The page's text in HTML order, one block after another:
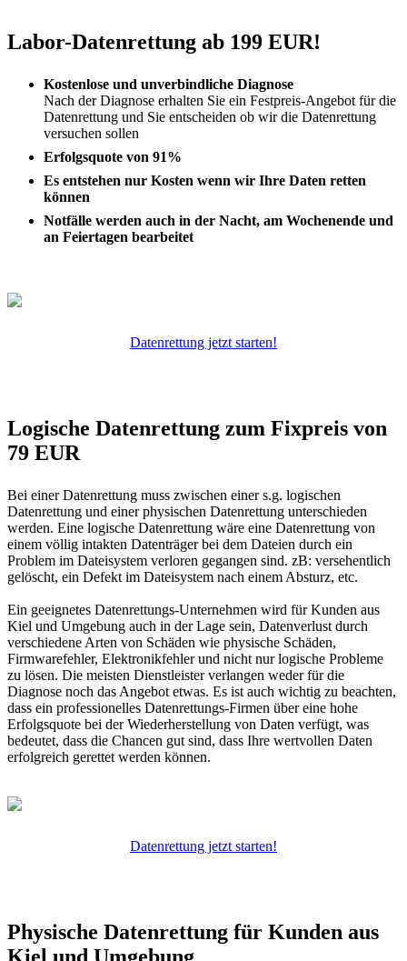
Labor-Datenrettung ab 199 EUR!
Kostenlose und unverbindliche Diagnose
Nach der Diagnose erhalten Sie ein Festpreis-Angebot für die
Datenrettung und Sie entscheiden ob wir die Datenrettung
versuchen sollen
Erfolgsquote von 91%
Es entstehen nur Kosten wenn wir Ihre Daten retten
können
Notfälle werden auch in der Nacht, am Wochenende und
an Feiertagen bearbeitet
Datenrettung jetzt starten!
Logische Datenrettung zum Fixpreis von
79 EUR
Bei einer Datenrettung muss zwischen einer s.g. logischen
Datenrettung und einer physischen Datenrettung unterschieden
werden. Eine logische Datenrettung wäre eine Datenrettung von
einem völlig intakten Datenträger bei dem Dateien durch ein
Problem im Dateisystem verloren gegangen sind. zB: versehentlich
gelöscht, ein Defekt im Dateisystem nach einem Absturz, etc.
Ein geeignetes Datenrettungs-Unternehmen wird für Kunden aus
Kiel und Umgebung auch in der Lage sein, Datenverlust durch
verschiedene Arten von Schäden wie physische Schäden,
Firmwarefehler, Elektronikfehler und nicht nur logische Probleme
zu lösen. Die meisten Dienstleister verlangen weder für die
Diagnose noch das Angebot etwas. Es ist auch wichtig zu beachten,
dass ein professionelles Datenrettungs-Firmen über eine hohe
Erfolgsquote bei der Wiederherstellung von Daten verfügt, was
bedeutet, dass die Chancen gut sind, dass Ihre wertvollen Daten
erfolgreich gerettet werden können.
Datenrettung jetzt starten!
Physische Datenrettung für Kunden aus